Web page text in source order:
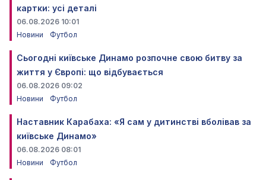
картки: усі деталі
06.08.2026 10:01
Новини
Футбол
Сьогодні київське Динамо розпочне свою битву за
життя у Європі: що відбувається
06.08.2026 09:02
Новини
Футбол
Наставник Карабаха: «Я сам у дитинстві вболівав за
київське Динамо»
06.08.2026 08:01
Новини
Футбол